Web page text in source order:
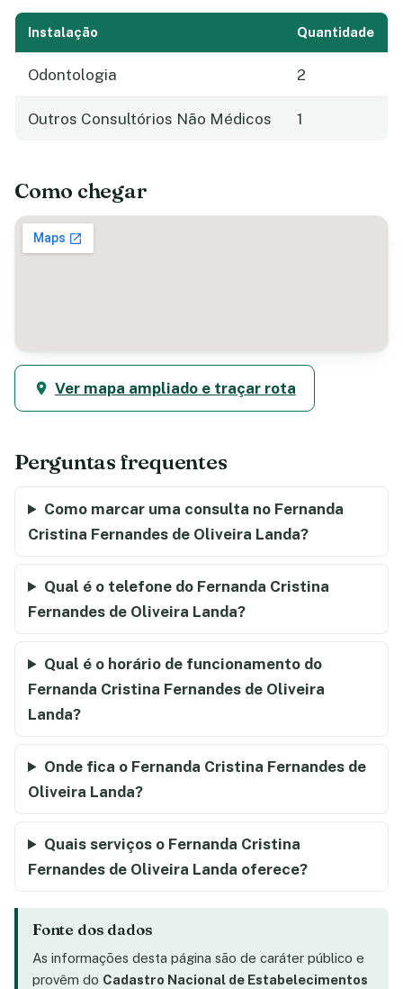
Instalação Quantidade
Odontologia 2
Outros Consultórios Não Médicos 1
Como chegar
Ver mapa ampliado e traçar rota
Perguntas frequentes
Como marcar uma consulta no Fernanda
Cristina Fernandes de Oliveira Landa?
Qual é o telefone do Fernanda Cristina
Fernandes de Oliveira Landa?
Qual é o horário de funcionamento do
Fernanda Cristina Fernandes de Oliveira
Landa?
Onde fica o Fernanda Cristina Fernandes de
Oliveira Landa?
Quais serviços o Fernanda Cristina
Fernandes de Oliveira Landa oferece?
Fonte dos dados
As informações desta página são de caráter público e
provêm do Cadastro Nacional de Estabelecimentos